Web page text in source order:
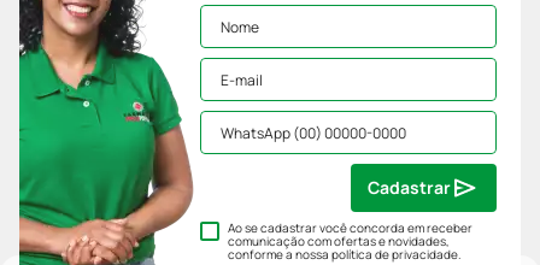
Ao se cadastrar você concorda em receber
comunicação com ofertas e novidades,
conforme a nossapolítica de privacidade.
Cadastrar